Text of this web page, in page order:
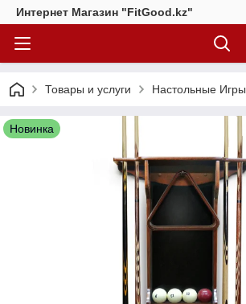
Интернет Магазин "FitGood.kz"
Товары и услуги Настольные Игры
Новинка